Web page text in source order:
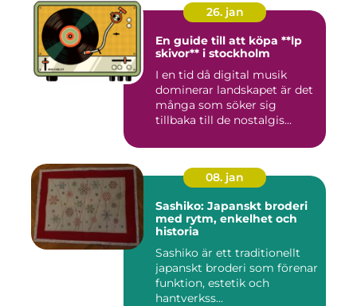
26. jan
En guide till att köpa **lp
skivor** i stockholm
I en tid då digital musik
dominerar landskapet är det
många som söker sig
tillbaka till de nostalgis...
08. jan
Sashiko: Japanskt broderi
med rytm, enkelhet och
historia
Sashiko är ett traditionellt
japanskt broderi som förenar
funktion, estetik och
hantverkss...